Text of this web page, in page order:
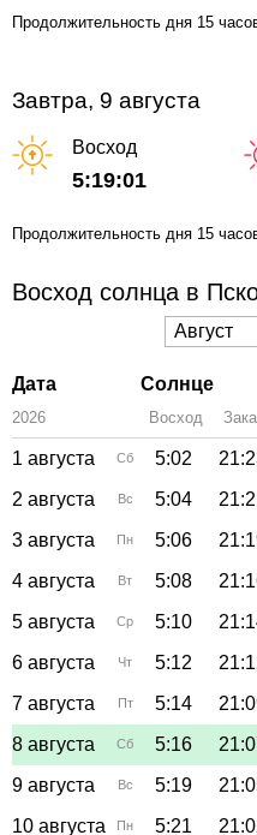
Продолжительность дня 15
Завтра, 9 августа
Восход
5:19:01
Продолжительность дня 15
Восход солнца в
Дата Солнце
2026 Восход
1 августа Сб 5:02
2 августа
Вс 5:04
3 августа
Пн 5:06
4 августа
Вт 5:08
5 августа
Ср 5:10
6 августа
Чт 5:12
7 августа
Пт 5:14
8 августа
Сб 5:16
9 августа
Вс 5:19
10 августа
Пн 5:21